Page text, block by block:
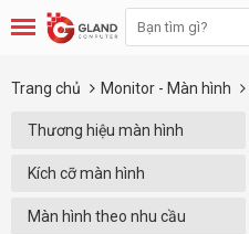
Trang chủ Monitor - Màn hình
Thương hiệu màn hình
Kích cỡ màn hình
Màn hình theo nhu cầu